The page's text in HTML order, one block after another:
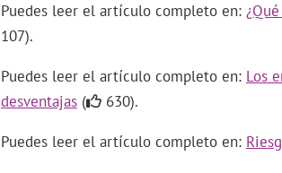
Puedes leer el artículo completo en:
107).
Puedes leer el artículo completo en: Los
desventajas ( 630).
Puedes leer el artículo completo en: